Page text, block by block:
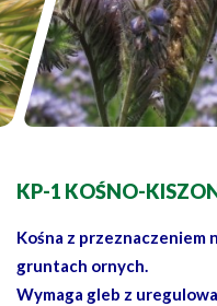
KP-1 KOŚNO-
Kośna z przeznaczeniem
gruntach ornych.
Wymaga gleb z